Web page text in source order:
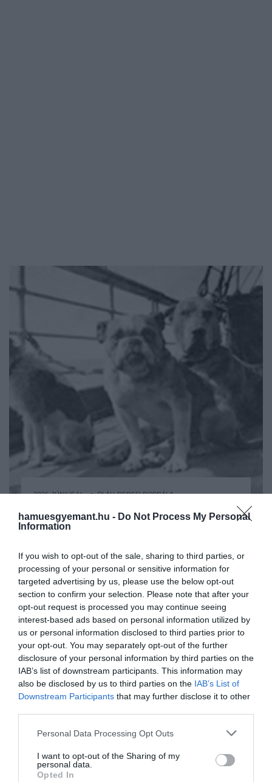
hamuesgyemant.hu - Do Not Process My Personal
Information
If you wish to opt-out of the sale, sharing to third parties, or
processing of your personal or sensitive information for
targeted advertising by us, please use the below opt-out
section to confirm your selection. Please note that after your
opt-out request is processed you may continue seeing
interest-based ads based on personal information utilized by
us or personal information disclosed to third parties prior to
your opt-out. You may separately opt-out of the further
disclosure of your personal information by third parties on the
IAB’s list of downstream participants. This information may
also be disclosed by us to third parties on the IAB’s List of
Downstream Participants that may further disclose it to other
Please note that this website/app uses one or more Google
not limited to your visit or usage behaviour. You may click to
grant or deny consent to Google and its third-party tags to
Personal Data Processing Opt Outs
I want to opt-out of the Sharing of my
personal data.
Opted In
A Titanic tragédiájáról legtöbbször az
és a mentés körülményei jutnak
eszünkbe.A fedélzeten viszont állatok is
utaztak, köztük legalább tizenkét kutya,
amelyek közül mindössze három élte túl
a…
2026. JÚNIUS 14. ● OLÁH-BEBESI BORBÁLA
Tizenkét kutya utazott a
Titanicon, de csak három élte
túl…
OLÁH-BEBESI BORBÁLA